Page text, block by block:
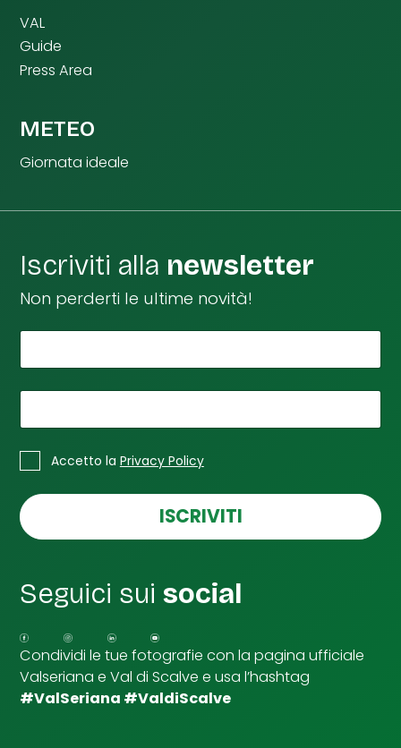
VAL
Guide
Press Area
METEO
Giornata ideale
Iscriviti alla newsletter
Non perderti le ultime novità!
e
m
i
C
a
e
l
i
u
n
t
a
* Accetto la Privacy Policy
ISCRIVITI
Seguici suisocial
Condividi le tue fotografie con la pagina ufficiale
Valseriana e Val di Scalve e usa l’hashtag
#ValSeriana #ValdiScalve